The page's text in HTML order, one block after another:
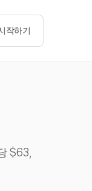
작하기
$63,